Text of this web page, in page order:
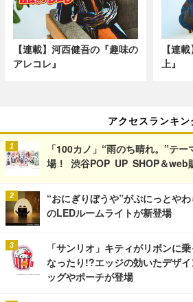
【連載】河西健吾の『趣味の
アレコレ』
【連
上』
アクセスランキン
「100カノ」“雨のち晴れ。”テ
場！ 渋谷POP UP SHOP＆web
“おにぎりぼうや”がぷにっとや
のLEDルームライトが新登場
「サンリオ」キティがリボンに
なったり!?エッジの効いたデザ
ッグやポーチが登場